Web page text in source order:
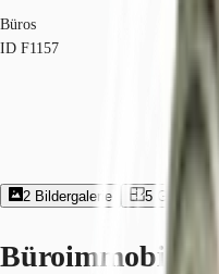
Büros
ID F1157
2 Bildergalerie 5 Grundriss
Büroimmobilie -